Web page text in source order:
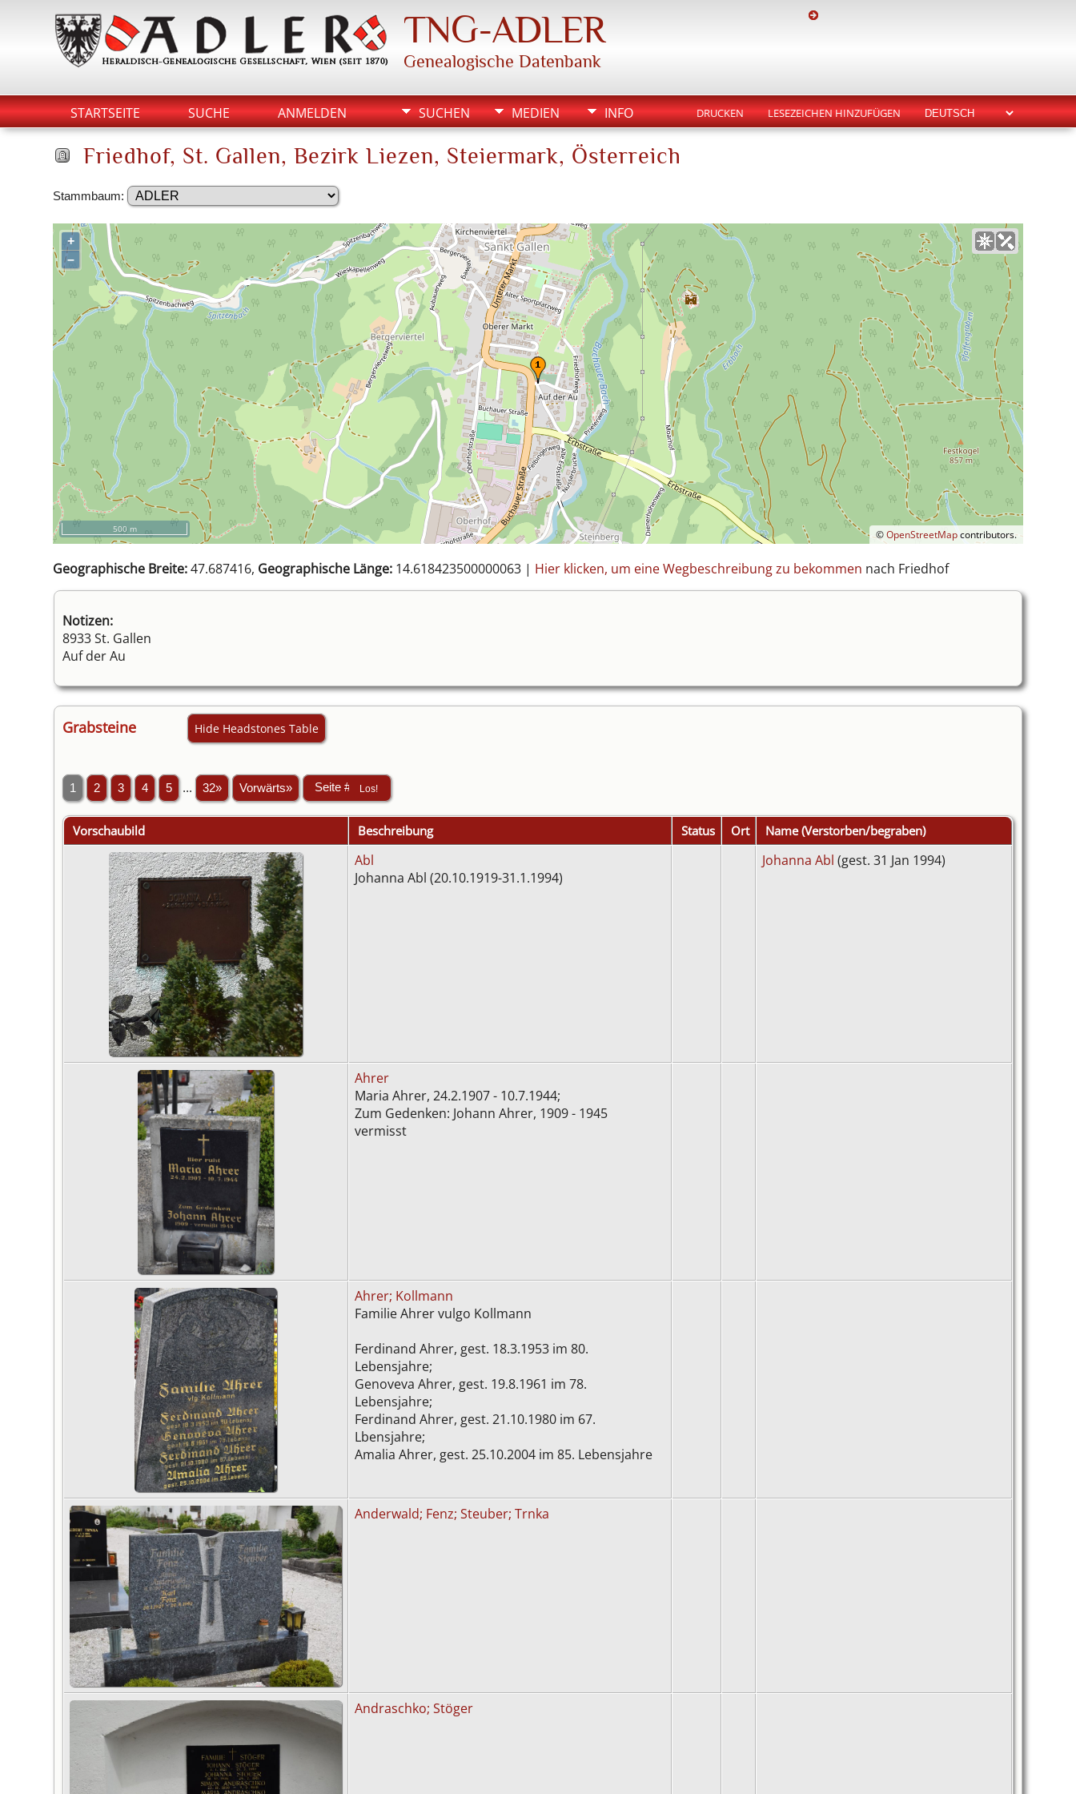
TNG-ADLER
Genealogische Datenbank
STARTSEITE SUCHE ANMELDEN SUCHEN MEDIEN INFO DRUCKEN LESEZEICHEN HINZUFÜGEN
Friedhof, St. Gallen, Bezirk Liezen, Steiermark, Österreich
Stammbaum:
+
–
©OpenStreetMapcontributors.
500 m
Geographische Breite:47.687416, Geographische Länge: 14.618423500000063 | Hier klicken, um eine Wegbeschreibung zu bekommen nach Friedhof
Notizen:
8933 St. Gallen
Auf der Au
Grabsteine Hide Headstones Table
1 2 3 4 5 ... 32» Vorwärts»
Vorschaubild Beschreibung Status Ort Name (Verstorben/begraben)
Abl
Johanna Abl (20.10.1919-31.1.1994)
Johanna Abl (gest. 31 Jan 1994)
Ahrer
Maria Ahrer, 24.2.1907 - 10.7.1944;
Zum Gedenken: Johann Ahrer, 1909 - 1945
vermisst
Ahrer; Kollmann
Familie Ahrer vulgo Kollmann
Ferdinand Ahrer, gest. 18.3.1953 im 80.
Lebensjahre;
Genoveva Ahrer, gest. 19.8.1961 im 78.
Lebensjahre;
Ferdinand Ahrer, gest. 21.10.1980 im 67.
Lbensjahre;
Amalia Ahrer, gest. 25.10.2004 im 85. Lebensjahre
Anderwald; Fenz; Steuber; Trnka
Andraschko; Stöger